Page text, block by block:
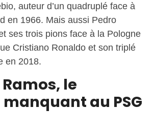
auteur d’un quadruplé face à
en 1966. Mais aussi Pedro
ses trois pions face à la Pologne
Cristiano Ronaldo et son triplé
en 2018.
le
au PSG